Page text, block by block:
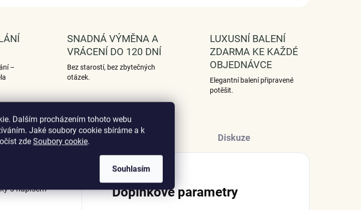
Dalším procházením tohoto webu
Jaké soubory cookie sbíráme a k
zde Soubory cookie.
Souhlasím
–
SNADNÁ VÝMĚNA A
VRÁCENÍ DO 120 DNÍ
Bez starostí, bez zbytečných
otázek.
LUXUSNÍ BALENÍ
ZDARMA KE KAŽDÉ
OBJEDNÁVCE
Elegantní balení připravené
potěšit.
Hodnocení (1) Diskuze
s nápisem
Doplňkové parametry